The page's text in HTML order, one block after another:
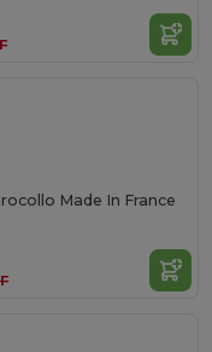
Made In France